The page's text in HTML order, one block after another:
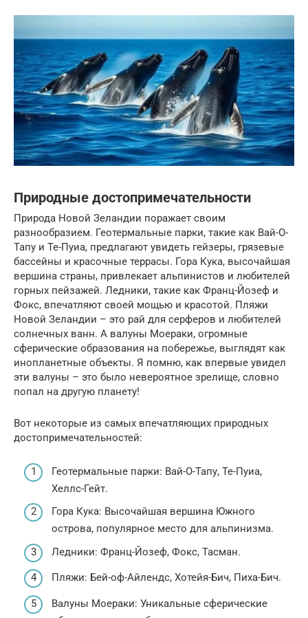
Природные достопримечательности
Природа Новой Зеландии поражает своим
разнообразием. Геотермальные парки, такие как Вай-О-
Тапу и Те-Пуиа, предлагают увидеть гейзеры, грязевые
бассейны и красочные террасы. Гора Кука, высочайшая
вершина страны, привлекает альпинистов и любителей
горных пейзажей. Ледники, такие как Франц-Йозеф и
Фокс, впечатляют своей мощью и красотой. Пляжи
Новой Зеландии – это рай для серферов и любителей
солнечных ванн. А валуны Моераки, огромные
сферические образования на побережье, выглядят как
инопланетные объекты. Я помню, как впервые увидел
эти валуны – это было невероятное зрелище, словно
попал на другую планету!
Вот некоторые из самых впечатляющих природных
достопримечательностей:
Геотермальные парки: Вай-О-Тапу, Те-Пуиа,
Хеллс-Гейт.
Гора Кука: Высочайшая вершина Южного
острова, популярное место для альпинизма.
Ледники: Франц-Йозеф, Фокс, Тасман.
Пляжи: Бей-оф-Айлендс, Хотейя-Бич, Пиха-Бич.
Валуны Моераки: Уникальные сферические